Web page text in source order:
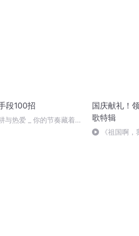
段100招
与热爱 _ 你的节奏藏着你
国庆献礼！
歌特辑
《祖国啊